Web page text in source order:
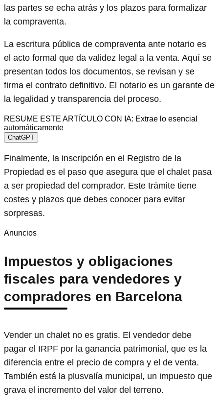
las partes se echa atrás y los plazos para formalizar
la compraventa.
La escritura pública de compraventa ante notario es
el acto formal que da validez legal a la venta. Aquí se
presentan todos los documentos, se revisan y se
firma el contrato definitivo. El notario es un garante de
la legalidad y transparencia del proceso.
RESUME ESTE ARTÍCULO CON IA: Extrae lo esencial
automáticamente
ChatGPT
Finalmente, la inscripción en el Registro de la
Propiedad es el paso que asegura que el chalet pasa
a ser propiedad del comprador. Este trámite tiene
costes y plazos que debes conocer para evitar
sorpresas.
Anuncios
Impuestos y obligaciones
fiscales para vendedores y
compradores en Barcelona
Vender un chalet no es gratis. El vendedor debe
pagar el IRPF por la ganancia patrimonial, que es la
diferencia entre el precio de compra y el de venta.
También está la plusvalía municipal, un impuesto que
grava el incremento del valor del terreno.